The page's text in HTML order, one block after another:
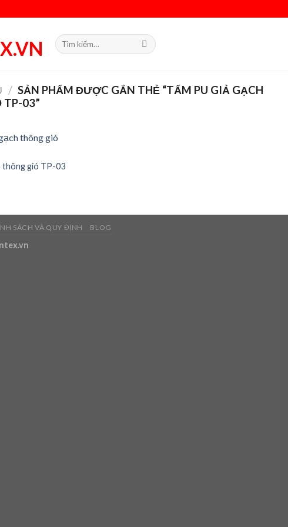
Tìm
kiếm:
/ SẢN PHẨM ĐƯỢC GẮN THẺ “TẤM PU GIẢ GẠCH
TP-03”
thông gió TP-03
SÁCH VÀ QUY ĐỊNH BLOG